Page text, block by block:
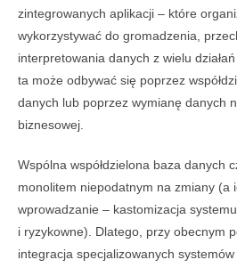
zintegrowanych aplikacji – które
wykorzystywać do gromadzenia,
interpretowania danych z wielu
ta może odbywać się poprzez
danych lub poprzez wymianę danych
biznesowej.
Wspólna współdzielona baza danych
monolitem niepodatnym na zmiany (a
wprowadzanie – kastomizacja
i ryzykowne). Dlatego, przy obecnym
integracja specjalizowanych